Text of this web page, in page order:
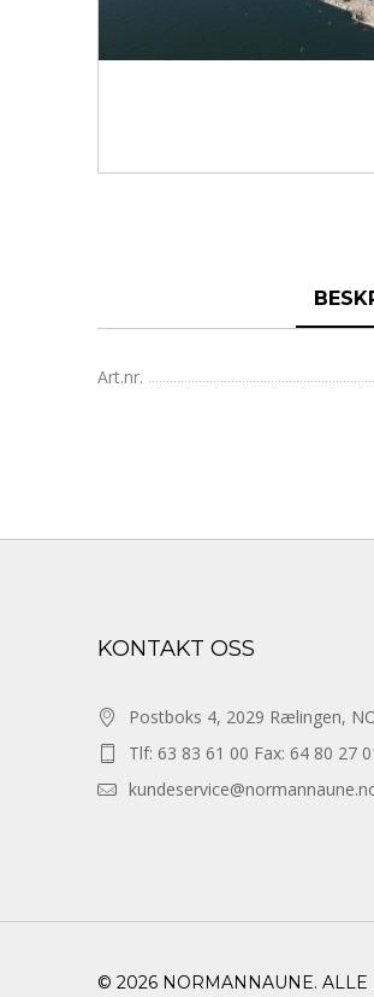
Art.nr.
KONTAKT OSS
Postboks 4, 2029 Rælingen,
Tlf: 63 83 61 00 Fax: 64 80 27
© 2026 NORMANNAUNE. ALLE